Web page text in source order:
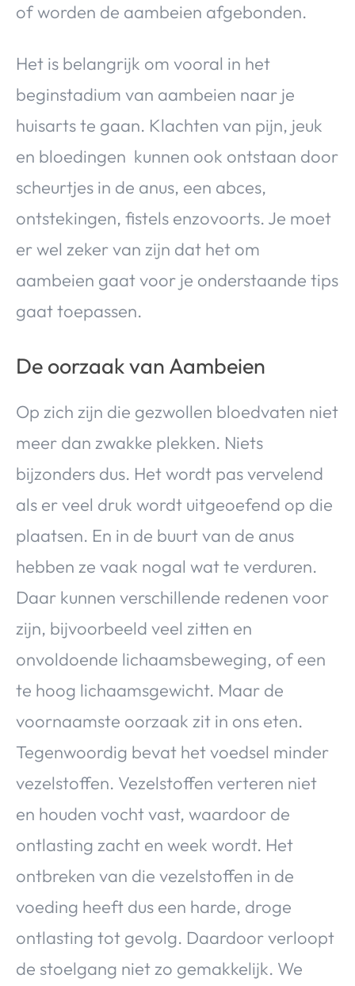
of worden de aambeien afgebonden.
Het is belangrijk om vooral in het
beginstadium van aambeien naar je
huisarts te gaan. Klachten van pijn, jeuk
en bloedingen kunnen ook ontstaan door
scheurtjes in de anus, een abces,
ontstekingen, fistels enzovoorts. Je moet
er wel zeker van zijn dat het om
aambeien gaat voor je onderstaande tips
gaat toepassen.
De oorzaak van Aambeien
Op zich zijn die gezwollen bloedvaten niet
meer dan zwakke plekken. Niets
bijzonders dus. Het wordt pas vervelend
als er veel druk wordt uitgeoefend op die
plaatsen. En in de buurt van de anus
hebben ze vaak nogal wat te verduren.
Daar kunnen verschillende redenen voor
zijn, bijvoorbeeld veel zitten en
onvoldoende lichaamsbeweging, of een
te hoog lichaamsgewicht. Maar de
voornaamste oorzaak zit in ons eten.
Tegenwoordig bevat het voedsel minder
vezelstoffen. Vezelstoffen verteren niet
en houden vocht vast, waardoor de
ontlasting zacht en week wordt. Het
ontbreken van die vezelstoffen in de
voeding heeft dus een harde, droge
ontlasting tot gevolg. Daardoor verloopt
de stoelgang niet zo gemakkelijk. We